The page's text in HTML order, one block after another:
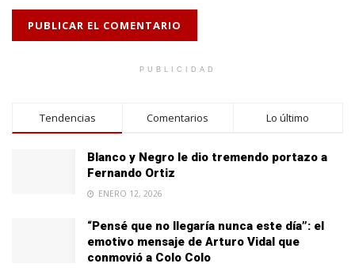
PUBLICIDAD
Tendencias Comentarios Lo último
Blanco y Negro le dio tremendo portazo a
Fernando Ortiz
ENERO 12, 2026
“Pensé que no llegaría nunca este día”: el
emotivo mensaje de Arturo Vidal que
conmovió a Colo Colo